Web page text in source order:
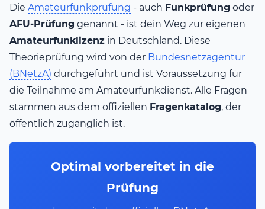
Die Amateurfunkprüfung - auch Funkprüfung oder
AFU-Prüfung genannt - ist dein Weg zur eigenen
Amateurfunklizenz in Deutschland. Diese
Theorieprüfung wird von der Bundesnetzagentur
(BNetzA) durchgeführt und ist Voraussetzung für
die Teilnahme am Amateurfunkdienst. Alle Fragen
stammen aus dem offiziellen Fragenkatalog, der
öffentlich zugänglich ist.
Optimal vorbereitet in die
Prüfung